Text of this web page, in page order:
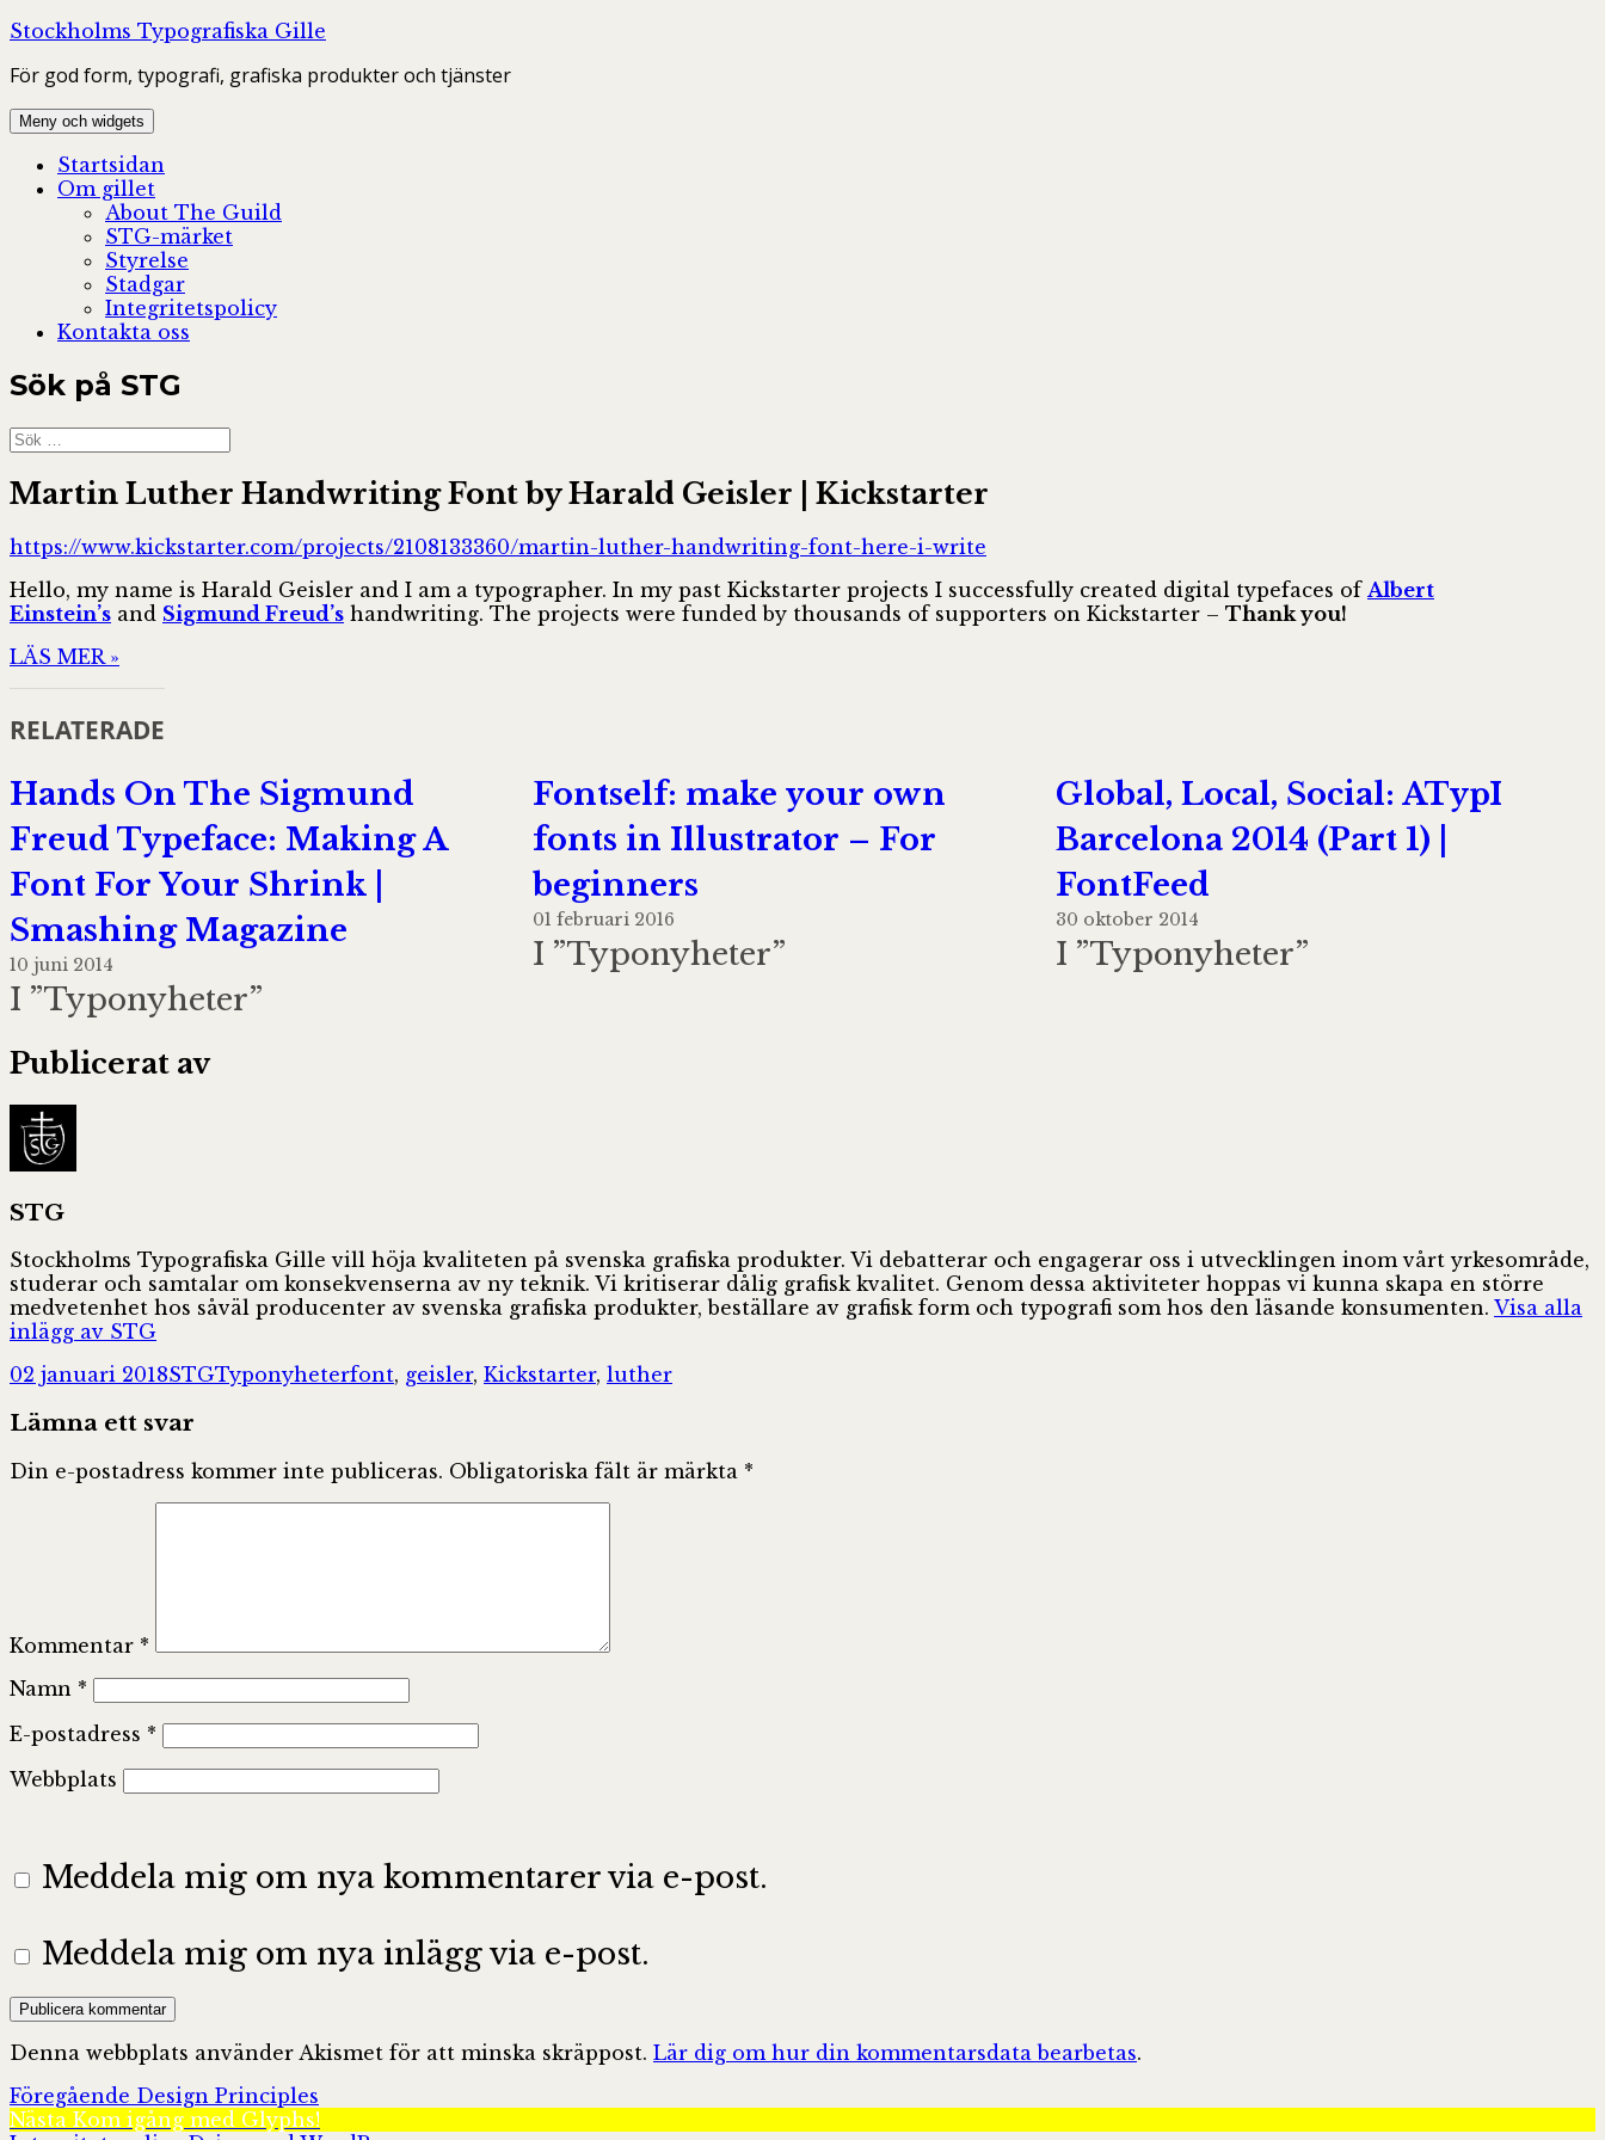
Hoppa
innehåll
Stockholms Typografiska Gille
För god form, typografi, grafiska produkter och tjänster
Meny och widgets
Startsidan
Om gillet
About The Guild
STG-märket
Styrelse
Stadgar
Integritetspolicy
Kontakta oss
Sök på STG
Sök
efter:
Martin Luther Handwriting Font by Harald Geisler | Kickstarter
https://www.kickstarter.com/projects/2108133360/martin-luther-handwriting-font-here-i-write
Hello, my name is Harald Geisler and I am a typographer. In my past Kickstarter projects I successfully created digital typefaces of Albert
Einstein’s and Sigmund Freud’s handwriting. The projects were funded by thousands of supporters on Kickstarter – Thank you!
LÄS MER »
RELATERADE
Hands On The Sigmund
Freud Typeface: Making A
Font For Your Shrink |
Smashing Magazine
10 juni 2014
I ”Typonyheter”
Fontself: make your own
fonts in Illustrator – For
beginners
01 februari 2016
I ”Typonyheter”
Global, Local, Social: ATypI
Barcelona 2014 (Part 1) |
FontFeed
30 oktober 2014
I ”Typonyheter”
Publicerat av
STG
Stockholms Typografiska Gille vill höja kvaliteten på svenska grafiska produkter. Vi debatterar och engagerar oss i utvecklingen inom vårt yrkesområde,
studerar och samtalar om konsekvenserna av ny teknik. Vi kritiserar dålig grafisk kvalitet. Genom dessa aktiviteter hoppas vi kunna skapa en större
medvetenhet hos såväl producenter av svenska grafiska produkter, beställare av grafisk form och typografi som hos den läsande konsumenten. Visa alla
inlägg av STG
Postat
02 januari 2018Författare
STGKategorier
TyponyheterTaggar
font, geisler, Kickstarter, luther
Lämna ett svar
Din e-postadress kommer inte publiceras. Obligatoriska fält är märkta *
Kommentar *
Namn *
E-postadress *
Webbplats
Meddela mig om nya kommentarer via e-post.
Meddela mig om nya inlägg via e-post.
Denna webbplats använder Akismet för att minska skräppost. Lär dig om hur din kommentarsdata bearbetas.
Inläggsnavigering
Föregående Föregående
inlägg:
Design Principles
Nästa Nästa
Kom igång med Glyphs!